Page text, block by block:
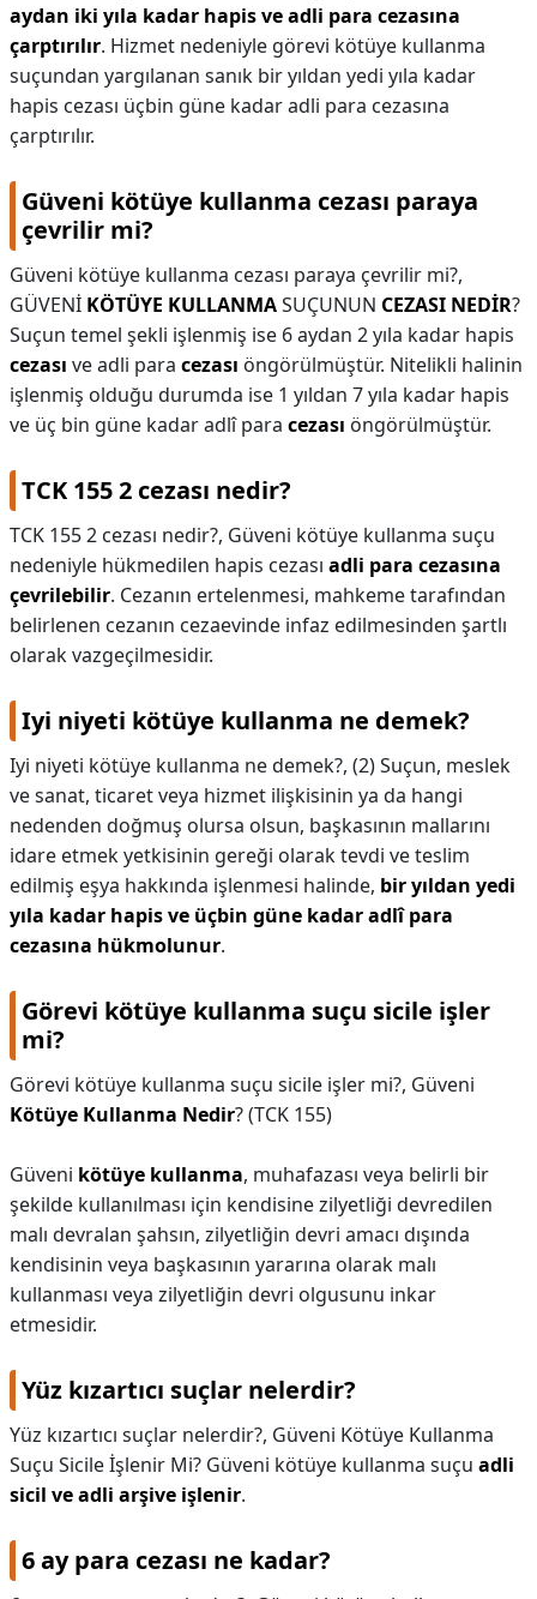
aydan iki yıla kadar hapis ve adli para cezasına
çarptırılır. Hizmet nedeniyle görevi kötüye kullanma
suçundan yargılanan sanık bir yıldan yedi yıla kadar
hapis cezası üçbin güne kadar adli para cezasına
çarptırılır.
Güveni kötüye kullanma cezası paraya
çevrilir mi?
Güveni kötüye kullanma cezası paraya çevrilir mi?,
GÜVENİ KÖTÜYE KULLANMASUÇUNUN CEZASI NEDİR?
Suçun temel şekli işlenmiş ise 6 aydan 2 yıla kadar hapis
cezası ve adli para cezası öngörülmüştür. Nitelikli halinin
işlenmiş olduğu durumda ise 1 yıldan 7 yıla kadar hapis
ve üç bin güne kadar adlî para cezası öngörülmüştür.
TCK 155 2 cezası nedir?
TCK 155 2 cezası nedir?, Güveni kötüye kullanma suçu
nedeniyle hükmedilen hapis cezası adli para cezasına
çevrilebilir. Cezanın ertelenmesi, mahkeme tarafından
belirlenen cezanın cezaevinde infaz edilmesinden şartlı
olarak vazgeçilmesidir.
Iyi niyeti kötüye kullanma ne demek?
Iyi niyeti kötüye kullanma ne demek?, (2) Suçun, meslek
ve sanat, ticaret veya hizmet ilişkisinin ya da hangi
nedenden doğmuş olursa olsun, başkasının mallarını
idare etmek yetkisinin gereği olarak tevdi ve teslim
edilmiş eşya hakkında işlenmesi halinde, bir yıldan yedi
yıla kadar hapis ve üçbin güne kadar adlî para
cezasına hükmolunur.
Görevi kötüye kullanma suçu sicile işler
mi?
Görevi kötüye kullanma suçu sicile işler mi?, Güveni
Kötüye Kullanma Nedir? (TCK 155)
Güveni kötüye kullanma, muhafazası veya belirli bir
şekilde kullanılması için kendisine zilyetliği devredilen
malı devralan şahsın, zilyetliğin devri amacı dışında
kendisinin veya başkasının yararına olarak malı
kullanması veya zilyetliğin devri olgusunu inkar
etmesidir.
Yüz kızartıcı suçlar nelerdir?
Yüz kızartıcı suçlar nelerdir?, Güveni Kötüye Kullanma
Suçu Sicile İşlenir Mi? Güveni kötüye kullanma suçu adli
sicil ve adli arşive işlenir.
6 ay para cezası ne kadar?